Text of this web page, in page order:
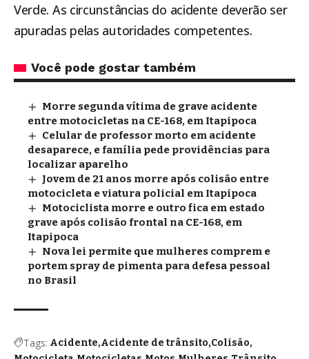
Verde. As circunstâncias do acidente deverão ser
apuradas pelas autoridades competentes.
Você pode gostar também
Morre segunda vítima de grave acidente
entre motocicletas na CE-168, em Itapipoca
Celular de professor morto em acidente
desaparece, e família pede providências para
localizar aparelho
Jovem de 21 anos morre após colisão entre
motocicleta e viatura policial em Itapipoca
Motociclista morre e outro fica em estado
grave após colisão frontal na CE-168, em
Itapipoca
Nova lei permite que mulheres comprem e
portem spray de pimenta para defesa pessoal
no Brasil
Tags: Acidente Acidente de trânsito Colisão